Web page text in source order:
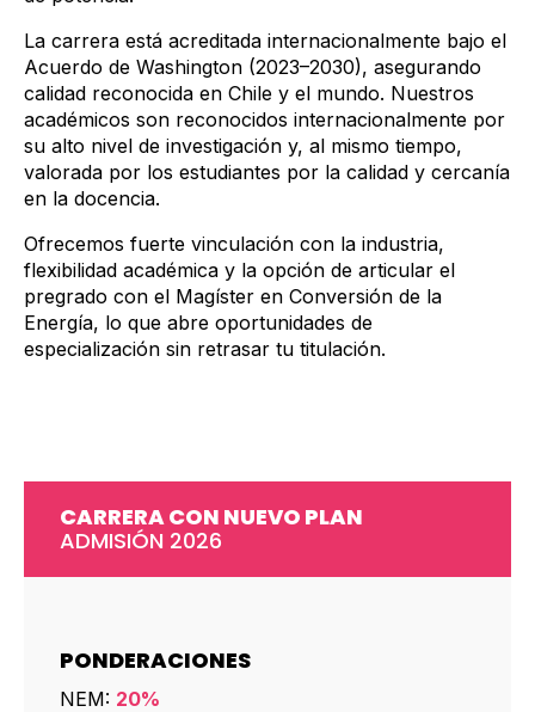
La carrera está acreditada internacionalmente bajo el
Acuerdo de Washington (2023–2030), asegurando
calidad reconocida en Chile y el mundo. Nuestros
académicos son reconocidos internacionalmente por
su alto nivel de investigación y, al mismo tiempo,
valorada por los estudiantes por la calidad y cercanía
en la docencia.
Ofrecemos fuerte vinculación con la industria,
flexibilidad académica y la opción de articular el
pregrado con el Magíster en Conversión de la
Energía, lo que abre oportunidades de
especialización sin retrasar tu titulación.
CARRERA CON NUEVO PLAN
ADMISIÓN 2026
PONDERACIONES
NEM: 20%